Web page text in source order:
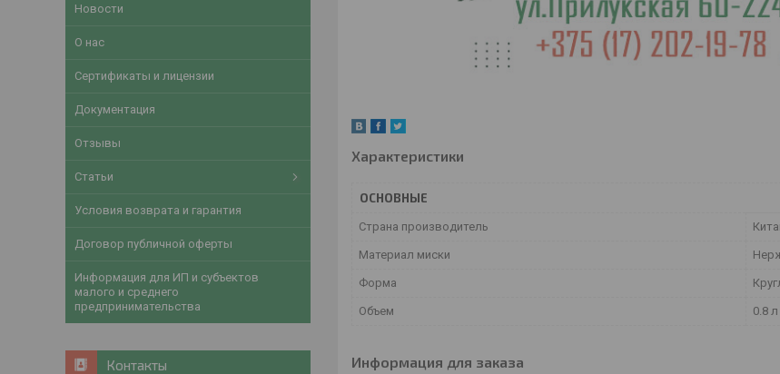
Характеристики
ОСНОВНЫЕ
Страна производитель
Материал миски
Форма
Объем 0.8 л
Информация для заказа
Новости
О нас
Сертификаты и лицензии
Документация
Отзывы
Статьи
Условия возврата и гарантия
Договор публичной оферты
Информация для ИП и субъектов
малого и среднего
предпринимательства
Контакты